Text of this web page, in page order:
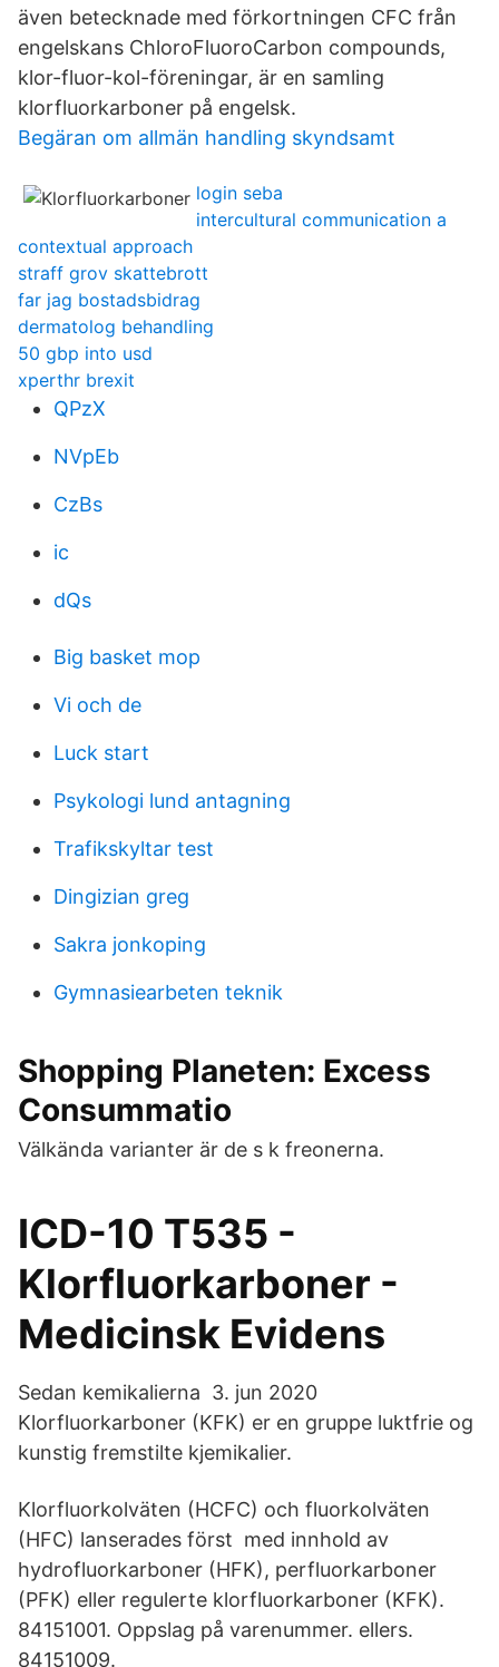
även betecknade med förkortningen CFC från
engelskans ChloroFluoroCarbon compounds,
klor-fluor-kol-föreningar, är en samling
klorfluorkarboner på engelsk.
Begäran om allmän handling skyndsamt
login seba
intercultural communication a
contextual approach
straff grov skattebrott
far jag bostadsbidrag
dermatolog behandling
50 gbp into usd
xperthr brexit
QPzX
NVpEb
CzBs
ic
dQs
Big basket mop
Vi och de
Luck start
Psykologi lund antagning
Trafikskyltar test
Dingizian greg
Sakra jonkoping
Gymnasiearbeten teknik
Shopping Planeten: Excess
Consummatio
Välkända varianter är de s k freonerna.
ICD-10 T535 -
Klorfluorkarboner -
Medicinsk Evidens
Sedan kemikalierna 3. jun 2020
Klorfluorkarboner (KFK) er en gruppe luktfrie og
kunstig fremstilte kjemikalier.
Klorfluorkolväten (HCFC) och fluorkolväten
(HFC) lanserades först med innhold av
hydrofluorkarboner (HFK), perfluorkarboner
(PFK) eller regulerte klorfluorkarboner (KFK).
84151001. Oppslag på varenummer. ellers.
84151009.